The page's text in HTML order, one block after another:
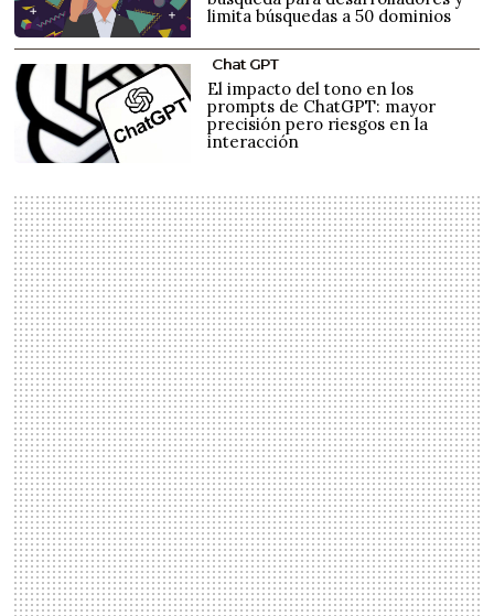
limita búsquedas a 50 dominios
Chat GPT
El impacto del tono en los
prompts de ChatGPT: mayor
precisión pero riesgos en la
interacción